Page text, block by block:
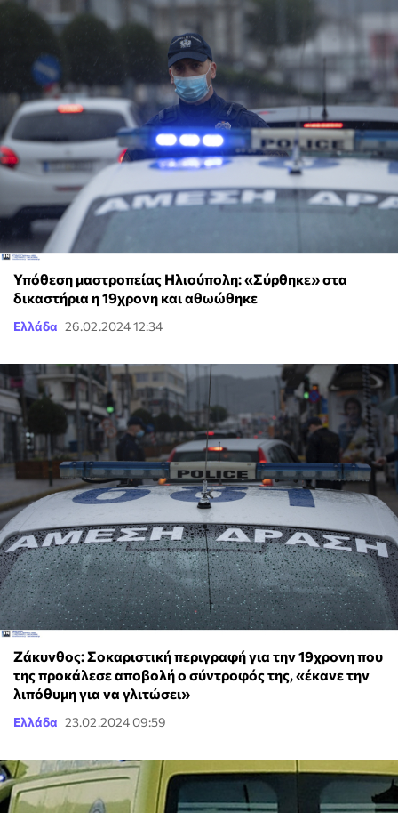
Υπόθεση μαστροπείας Ηλιούπολη: «Σύρθηκε» στα
δικαστήρια η 19χρονη και αθωώθηκε
Ελλάδα 26.02.2024 12:34
Ζάκυνθος: Σοκαριστική περιγραφή για την 19χρονη που
της προκάλεσε αποβολή ο σύντροφός της, «έκανε την
λιπόθυμη για να γλιτώσει»
Ελλάδα 23.02.2024 09:59